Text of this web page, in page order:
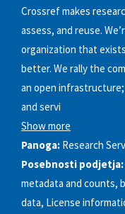
Crossref makes
assess, and reuse.
organization that
better. We rally the
an open
and servi
Show more
Panoga: Research
Posebnosti podjetja:
metadata and counts,
data, License